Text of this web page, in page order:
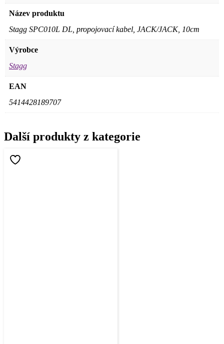
Název produktu
Stagg SPC010L DL, propojovací kabel, JACK/JACK, 10cm
Výrobce
Stagg
EAN
5414428189707
Další produkty z kategorie